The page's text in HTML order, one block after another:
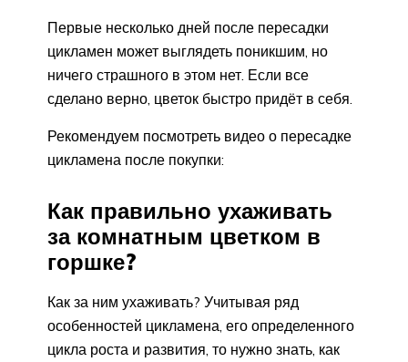
Первые несколько дней после пересадки
цикламен может выглядеть поникшим, но
ничего страшного в этом нет. Если все
сделано верно, цветок быстро придёт в себя.
Рекомендуем посмотреть видео о пересадке
цикламена после покупки:
Как правильно ухаживать
за комнатным цветком в
горшке?
Как за ним ухаживать? Учитывая ряд
особенностей цикламена, его определенного
цикла роста и развития, то нужно знать, как